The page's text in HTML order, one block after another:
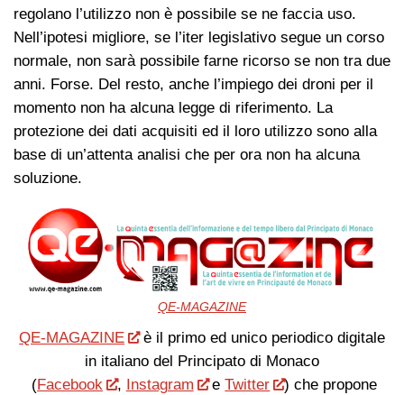
regolano l’utilizzo non è possibile se ne faccia uso.
Nell’ipotesi migliore, se l’iter legislativo segue un corso
normale, non sarà possibile farne ricorso se non tra due
anni. Forse. Del resto, anche l’impiego dei droni per il
momento non ha alcuna legge di riferimento. La
protezione dei dati acquisiti ed il loro utilizzo sono alla
base di un’attenta analisi che per ora non ha alcuna
soluzione.
QE-MAGAZINE
QE-MAGAZINE
è il primo ed unico periodico digitale
in italiano del Principato di Monaco
(Facebook , Instagram eTwitter
) che propone